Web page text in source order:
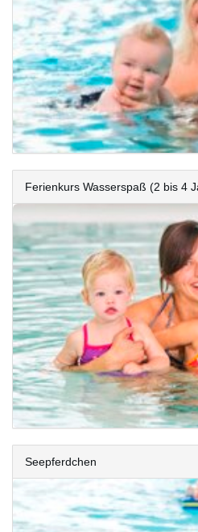
Ferienkurs Wasserspaß (2 bis 4
Seepferdchen